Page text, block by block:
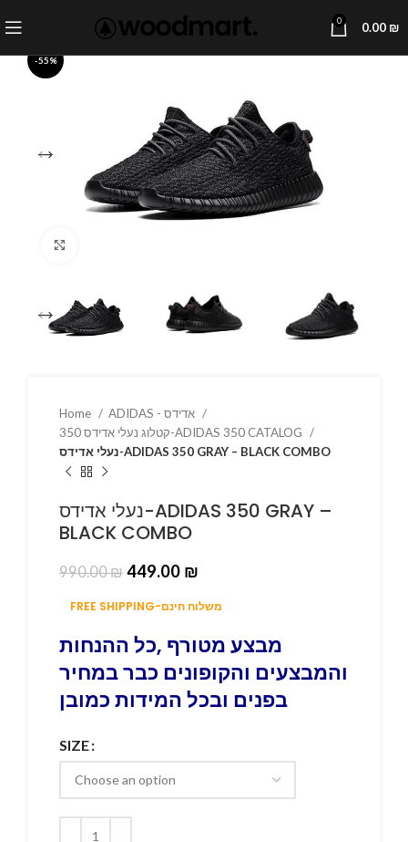
0 0.00 ₪
-55%
Home
קטלוג נעלי אדידס 350-ADIDAS 350 CATALOG
נעלי אדידס-ADIDAS 350 GRAY – BLACK COMBO
נעלי אדידס-ADIDAS 350 GRAY –
BLACK COMBO
990.00₪ 449.00 ₪
FREE SHIPPING-משלוח חינם
מבצע מטורף ,כל ההנחות
והמבצעים והקופונים כבר במחיר
בפנים ובכל המידות כמובן
SIZE